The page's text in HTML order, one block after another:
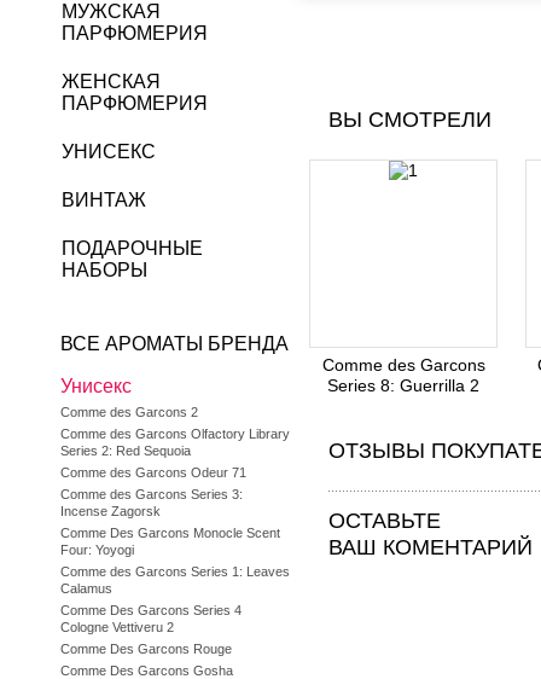
ВЫ СМОТРЕЛИ
Comme des Garcons
Series 8: Guerrilla 2
ОТЗЫВЫ
ОСТАВЬТЕ
ВАШ КОМЕНТАРИЙ
МУЖСКАЯ
ПАРФЮМЕРИЯ
ЖЕНСКАЯ
ПАРФЮМЕРИЯ
УНИСЕКС
ВИНТАЖ
ПОДАРОЧНЫЕ
НАБОРЫ
ВСЕ АРОМАТЫ БРЕНДА
Унисекс
Comme des Garcons 2
Comme des Garcons Olfactory Library
Series 2: Red Sequoia
Comme des Garcons Odeur 71
Comme des Garcons Series 3:
Incense Zagorsk
Comme Des Garcons Monocle Scent
Four: Yoyogi
Comme des Garcons Series 1: Leaves
Calamus
Comme Des Garcons Series 4
Cologne Vettiveru 2
Comme Des Garcons Rouge
Comme Des Garcons Gosha